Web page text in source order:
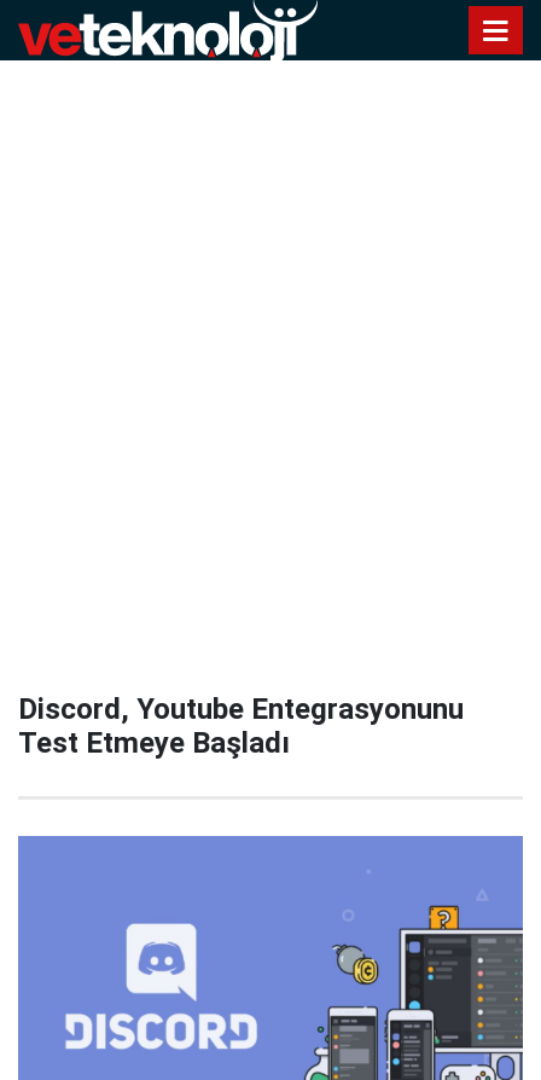
Discord, Youtube Entegrasyonunu
Test Etmeye Başladı